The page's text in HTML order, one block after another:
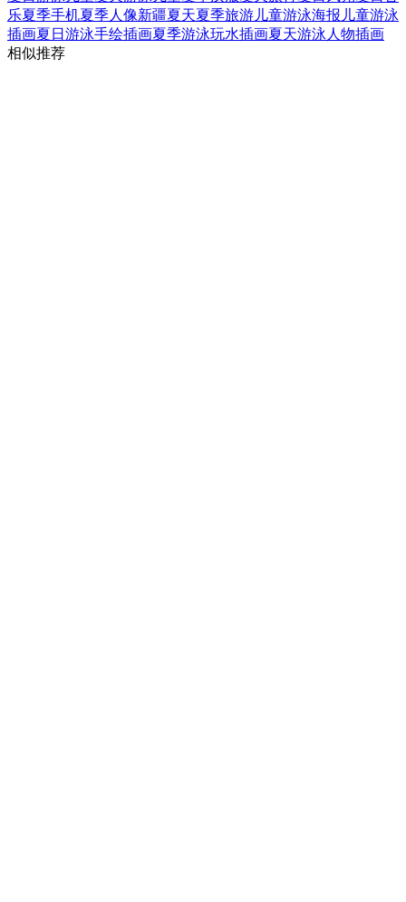
乐夏季手机夏季人像新疆夏天夏季旅游 儿童游泳海报 儿童游泳
插画夏日游泳手绘插画夏季游泳玩水插画夏天游泳人物插画
相似推荐